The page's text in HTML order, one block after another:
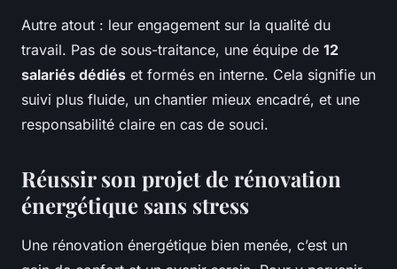
Autre atout : leur engagement sur la qualité du
travail. Pas de sous-traitance, une équipe de 12
salariés dédiés et formés en interne. Cela signifie un
suivi plus fluide, un chantier mieux encadré, et une
responsabilité claire en cas de souci.
Réussir son projet de rénovation
énergétique sans stress
Une rénovation énergétique bien menée, c’est un